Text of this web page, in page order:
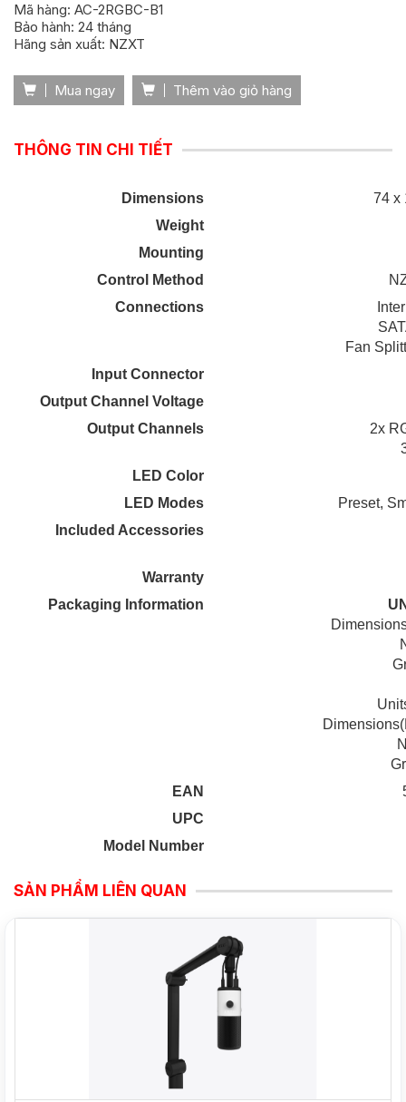
Mã hàng: AC-2RGBC-B1
Bảo hành: 24 tháng
Hãng sản xuất: NZXT
Mua ngay Thêm vào giỏ hàng
THÔNG TIN CHI TIẾT
Dimensions
74 x
Weight
Mounting
Control Method
Connections
Fan
Input Connector
Output Channel Voltage
Output Channels
2x
LED Color
LED Modes
Preset,
Included Accessories
Warranty
Packaging Information
EAN
UPC
Model Number
SẢN PHẨM LIÊN QUAN